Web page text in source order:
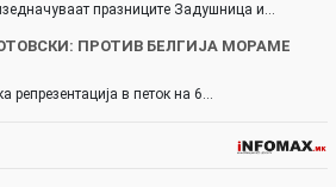
празниците Задушница и…
ПРОТИВ БЕЛГИЈА МОРАМЕ
репрезентација в петок на 6…